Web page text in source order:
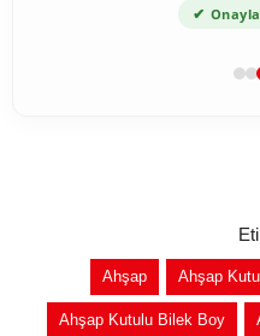
✔
Ahşap Ahşap
Ahşap Kutulu Bilek Boy